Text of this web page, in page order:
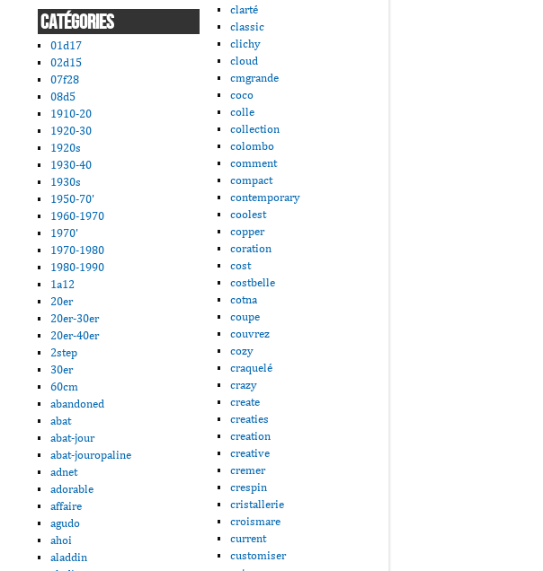
CATÉGORIES
01d17
02d15
07f28
08d5
1910-20
1920-30
1920s
1930-40
1930s
1950-70'
1960-1970
1970'
1970-1980
1980-1990
1a12
20er
20er-30er
20er-40er
2step
30er
60cm
abandoned
abat
abat-jour
abat-jouropaline
adnet
adorable
affaire
agudo
ahoi
aladdin
clarté
classic
clichy
cloud
cmgrande
coco
colle
collection
colombo
comment
compact
contemporary
coolest
copper
coration
cost
costbelle
cotna
coupe
couvrez
cozy
craquelé
crazy
create
creaties
creation
creative
cremer
crespin
cristallerie
croismare
current
customiser